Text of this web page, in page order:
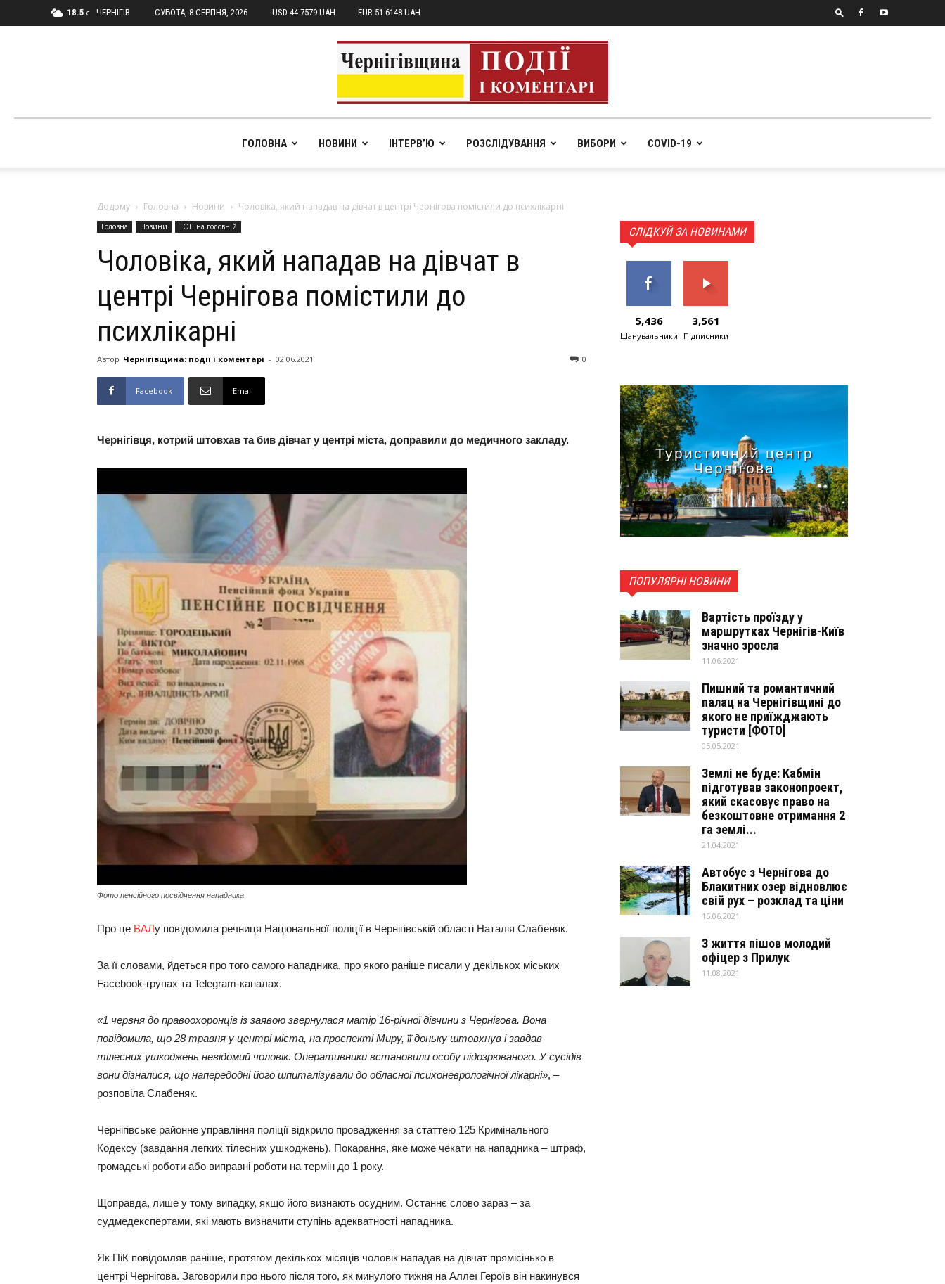
18.5 C ЧЕРНІГІВ СУБОТА, 8 СЕРПНЯ, 2026 USD 44.7579 UAH EUR 51.6148 UAH
pik.in.ua
ГОЛОВНА НОВИНИ ІНТЕРВ’Ю РОЗСЛІДУВАННЯ ВИБОРИ COVID-19
Додому Головна Новини Чоловіка, який нападав на дівчат в центрі Чернігова помістили до психлікарні
Головна Новини ТОП на головній
Чоловіка, який нападав на дівчат в
центрі Чернігова помістили до
психлікарні
Автор Чернігівщина: події і коментарі - 02.06.2021 0
Facebook Email
Чернігівця, котрий штовхав та бив дівчат у центрі міста, доправили до медичного закладу.
Фото пенсійного посвідчення нападника
Про це ВАЛу повідомила речниця Національної поліції в Чернігівській області Наталія Слабеняк.
За її словами, йдеться про того самого нападника, про якого раніше писали у декількох міських
Facebook-групах та Telegram-каналах.
«1 червня до правоохоронців із заявою звернулася матір 16-річної дівчини з Чернігова. Вона
повідомила, що 28 травня у центрі міста, на проспекті Миру, її доньку штовхнув і завдав
тілесних ушкоджень невідомий чоловік. Оперативники встановили особу підозрюваного. У сусідів
вони дізналися, що напередодні його шпиталізували до обласної психоневрологічної лікарні», –
розповіла Слабеняк.
Чернігівське районне управління поліції відкрило провадження за статтею 125 Кримінального
Кодексу (завдання легких тілесних ушкоджень). Покарання, яке може чекати на нападника – штраф,
громадські роботи або виправні роботи на термін до 1 року.
Щоправда, лише у тому випадку, якщо його визнають осудним. Останнє слово зараз – за
судмедекспертами, які мають визначити ступінь адекватності нападника.
Як ПіК повідомляв раніше, протягом декількох місяців чоловік нападав на дівчат прямісінько в
центрі Чернігова. Заговорили про нього після того, як минулого тижня на Аллеї Героїв він накинувся
СЛІДКУЙ ЗА НОВИНАМИ
5,436
Шанувальники
3,561
Підписники
Туристичний центр
Чернігова
ПОПУЛЯРНІ НОВИНИ
Вартість проїзду у
маршрутках Чернігів-Київ
значно зросла
11.06.2021
Пишний та романтичний
палац на Чернігівщині до
якого не приїжджають
туристи [ФОТО]
05.05.2021
Землі не буде: Кабмін
підготував законопроект,
який скасовує право на
безкоштовне отримання 2
га землі...
21.04.2021
Автобус з Чернігова до
Блакитних озер відновлює
свій рух – розклад та ціни
15.06.2021
З життя пішов молодий
офіцер з Прилук
11.08.2021